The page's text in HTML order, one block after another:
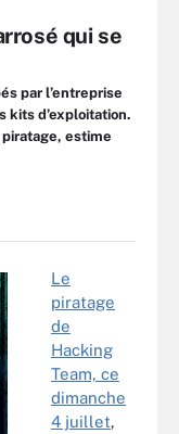
qui se
par l’entreprise
kits d’exploitation.
estime
Le
piratage
de
Hacking
Team, ce
dimanche
4 juillet,